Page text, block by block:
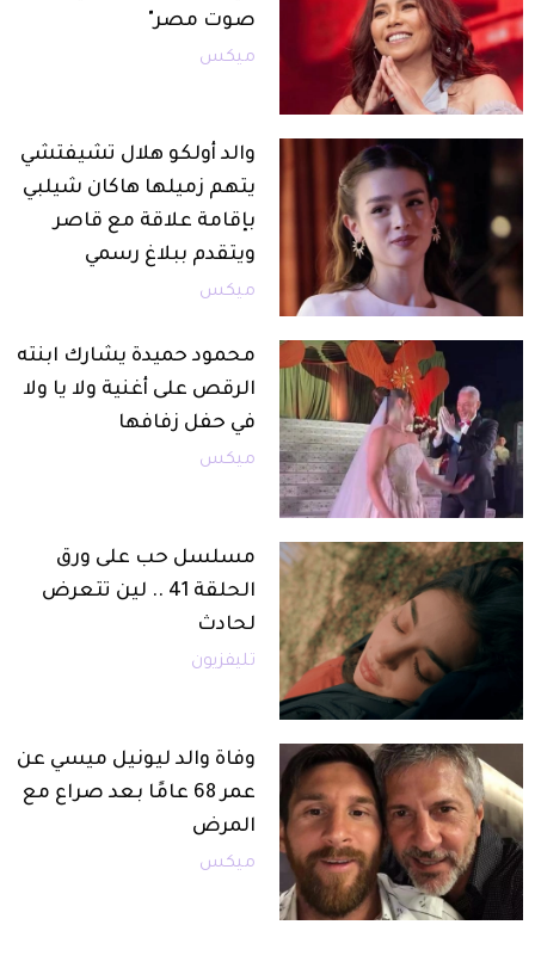
صوت مصر"
ميكس
والد أولكو هلال تشيفتشي
يتهم زميلها هاكان شيلبي
بإقامة علاقة مع قاصر
ويتقدم ببلاغ رسمي
ميكس
محمود حميدة يشارك ابنته
الرقص على أغنية ولا يا ولا
في حفل زفافها
ميكس
مسلسل حب على ورق
الحلقة 41 .. لين تتعرض
لحادث
تليفزيون
وفاة والد ليونيل ميسي عن
عمر 68 عامًا بعد صراع مع
المرض
ميكس